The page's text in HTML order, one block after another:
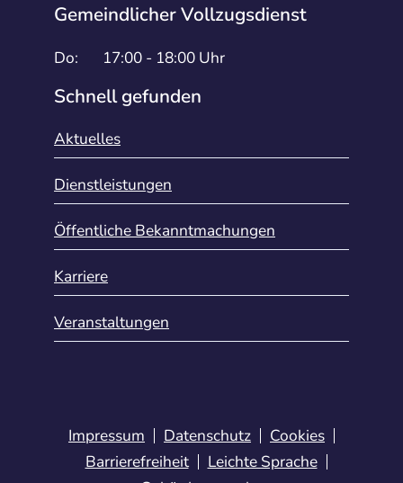
Gemeindlicher Vollzugsdienst
Do: 17:00 - 18:00 Uhr
Schnell gefunden
Aktuelles
Dienstleistungen
Öffentliche Bekanntmachungen
Karriere
Veranstaltungen
Impressum Datenschutz
Cookies
Barrierefreiheit
Leichte Sprache